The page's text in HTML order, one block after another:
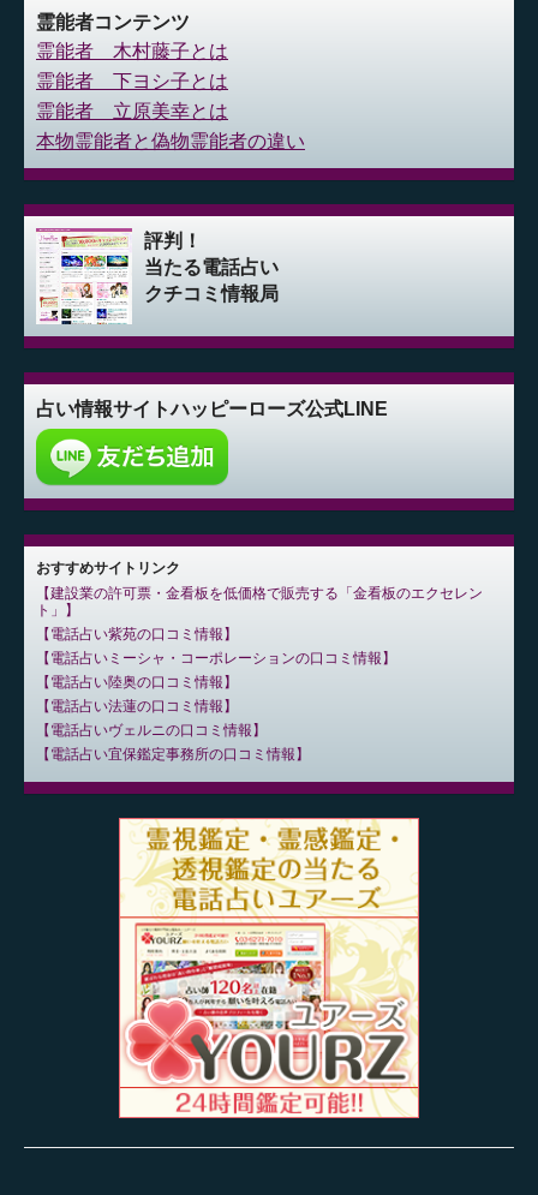
霊能者コンテンツ
霊能者 木村藤子とは
霊能者 下ヨシ子とは
霊能者 立原美幸とは
本物霊能者と偽物霊能者の違い
評判！
当たる電話占い
クチコミ情報局
占い情報サイトハッピーローズ公式LINE
おすすめサイトリンク
建設業の許可票・金看板を低価格で販売する「金看板のエクセレン
ト」
電話占い紫苑の口コミ情報
電話占いミーシャ・コーポレーションの口コミ情報
電話占い陸奥の口コミ情報
電話占い法蓮の口コミ情報
電話占いヴェルニの口コミ情報
電話占い宜保鑑定事務所の口コミ情報